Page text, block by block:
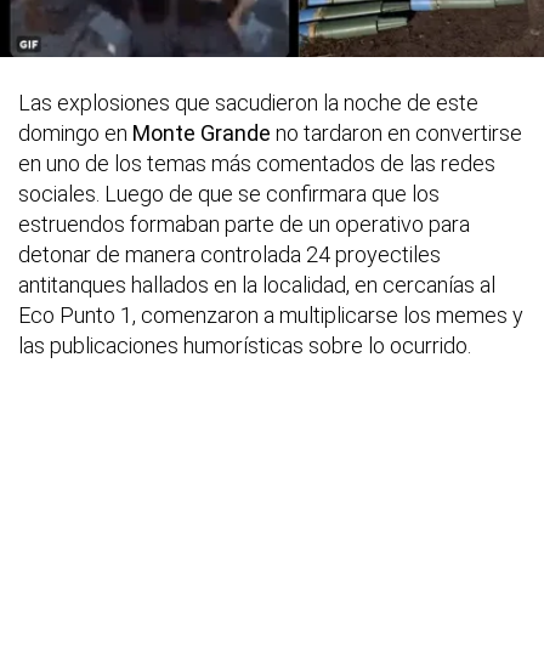
Las explosiones que sacudieron la noche de este
domingo en Monte Grande no tardaron en convertirse
en uno de los temas más comentados de las redes
sociales. Luego de que se confirmara que los
estruendos formaban parte de un operativo para
detonar de manera controlada 24 proyectiles
antitanques hallados en la localidad, en cercanías al
Eco Punto 1, comenzaron a multiplicarse los memes y
las publicaciones humorísticas sobre lo ocurrido.